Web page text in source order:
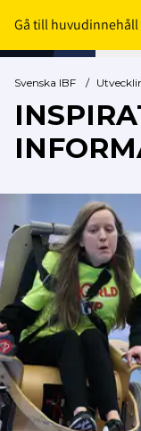
Gå till huvudinnehåll
Svenska IBF /